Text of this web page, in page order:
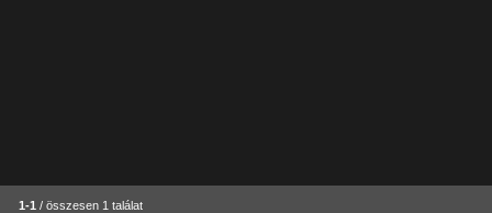
1-1 / összesen 1 találat